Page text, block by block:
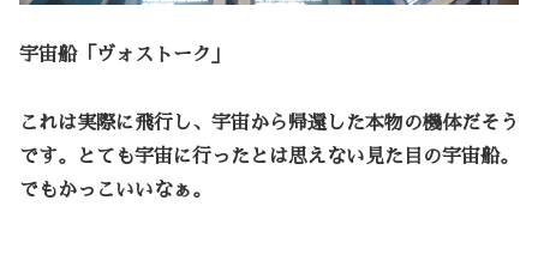
宇宙船「ヴォストーク」
これは実際に飛行し、宇宙から帰還した本物の機体だそう
です。とても宇宙に行ったとは思えない見た目の宇宙船。
でもかっこいいなぁ。